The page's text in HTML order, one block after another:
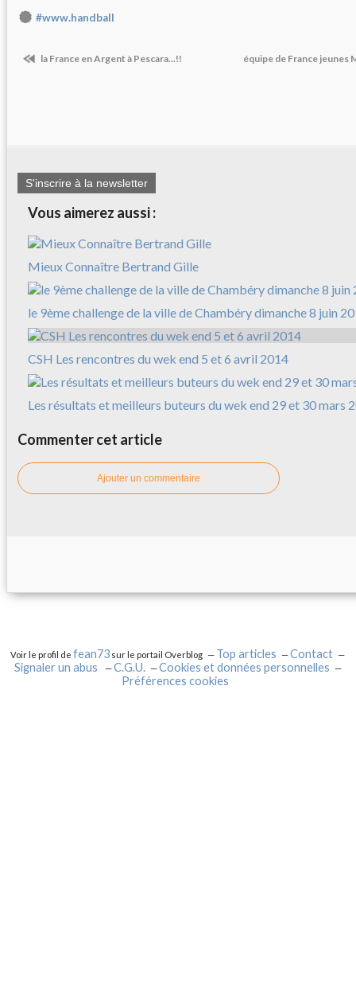
#www.handball
la France en Argent à Pescara...!! équipe de France jeunes
S'inscrire à la newsletter
Vous aimerez aussi :
Mieux Connaître Bertrand Gille
le 9ème challenge de la ville de Chambéry dimanche 8 juin
CSH Les rencontres du wek end 5 et 6 avril 2014
Les résultats et meilleurs buteurs du wek end 29 et 30 mars
Commenter cet article
Ajouter un commentaire
Voir le profil defean73 sur le portail Overblog Top articles
Contact
Signaler un abus
C.G.U.
Cookies et données personnelles
Préférences cookies